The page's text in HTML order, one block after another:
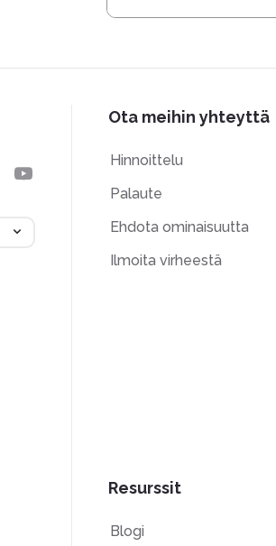
Ota meihin yhteyttä
Hinnoittelu
Palaute
Ehdota ominaisuutta
Ilmoita virheestä
Resurssit
Blogi